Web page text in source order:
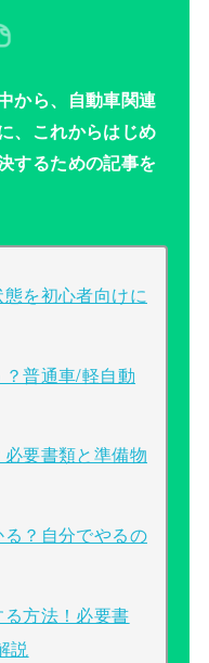
から、自動車関連
、これからはじめ
するための記事を
を初心者向けに
普通車/軽自動
要書類と準備物
？自分でやるの
方法！必要書
説